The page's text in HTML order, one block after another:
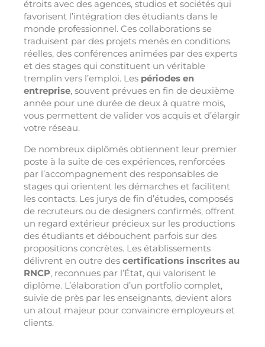
étroits avec des agences, studios et sociétés qui
favorisent l’intégration des étudiants dans le
monde professionnel. Ces collaborations se
traduisent par des projets menés en conditions
réelles, des conférences animées par des experts
et des stages qui constituent un véritable
tremplin vers l’emploi. Les périodes en
entreprise, souvent prévues en fin de deuxième
année pour une durée de deux à quatre mois,
vous permettent de valider vos acquis et d’élargir
votre réseau.
De nombreux diplômés obtiennent leur premier
poste à la suite de ces expériences, renforcées
par l’accompagnement des responsables de
stages qui orientent les démarches et facilitent
les contacts. Les jurys de fin d’études, composés
de recruteurs ou de designers confirmés, offrent
un regard extérieur précieux sur les productions
des étudiants et débouchent parfois sur des
propositions concrètes. Les établissements
délivrent en outre des certifications inscrites au
RNCP, reconnues par l’État, qui valorisent le
diplôme. L’élaboration d’un portfolio complet,
suivie de près par les enseignants, devient alors
un atout majeur pour convaincre employeurs et
clients.